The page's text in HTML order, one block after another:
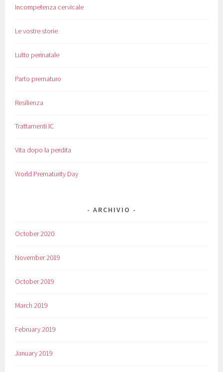
Incompetenza cervicale
Le vostre storie
Lutto perinatale
Parto prematuro
Resilienza
Trattamenti IC
Vita dopo la perdita
World Prematurity Day
ARCHIVIO
October 2020
November 2019
October 2019
March 2019
February 2019
January 2019